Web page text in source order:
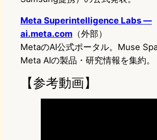
Meta Superintelligence Labs —
ai.meta.com （外部）
MetaのAI公式ポータル。Muse
Meta AIの製品・研究情報を集約。
【参考動画】